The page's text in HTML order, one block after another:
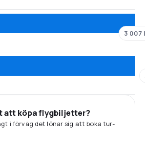
3 007
att köpa flygbiljetter?
i förväg det lönar sig att boka tur-